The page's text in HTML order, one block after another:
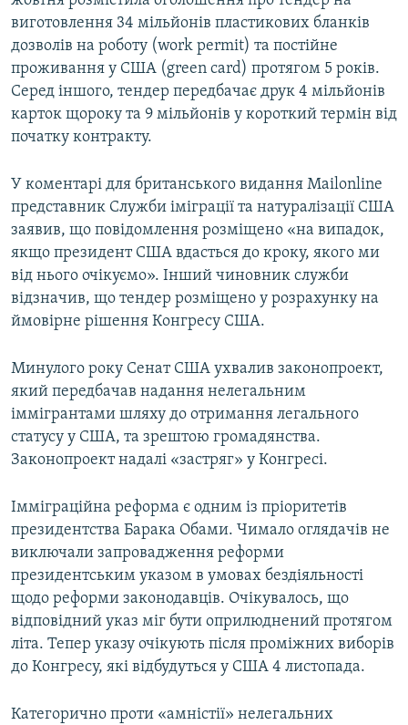
КТАТ
ДОЛУЧАЙСЯ!
Усі сайти RFE/RL
виготовлення 34 мільйонів пластикових бланків
дозволів на роботу (work permit) та постійне
проживання у США (green card) протягом 5 років.
Серед іншого, тендер передбачає друк 4 мільйонів
карток щороку та 9 мільйонів у короткий термін від
початку контракту.
У коментарі для британського видання Mailonline
представник Cлужби іміграції та натуралізації США
заявив, що повідомлення розміщено «на випадок,
якщо президент США вдасться до кроку, якого ми
від нього очікуємо». Інший чиновник служби
відзначив, що тендер розміщено у розрахунку на
ймовірне рішення Конгресу США.
Минулого року Сенат США ухвалив законопроект,
який передбачав надання нелегальним
іммігрантами шляху до отримання легального
статусу у США, та зрештою громадянства.
Законопроект надалі «застряг» у Конгресі.
Імміграційна реформа є одним із пріоритетів
президентства Барака Обами. Чимало оглядачів не
виключали запровадження реформи
президентським указом в умовах бездіяльності
щодо реформи законодавців. Очікувалось, що
відповідний указ міг бути оприлюднений протягом
літа. Тепер указу очікують після проміжних виборів
до Конгресу, які відбудуться у США 4 листопада.
Категорично проти «амністії» нелегальних